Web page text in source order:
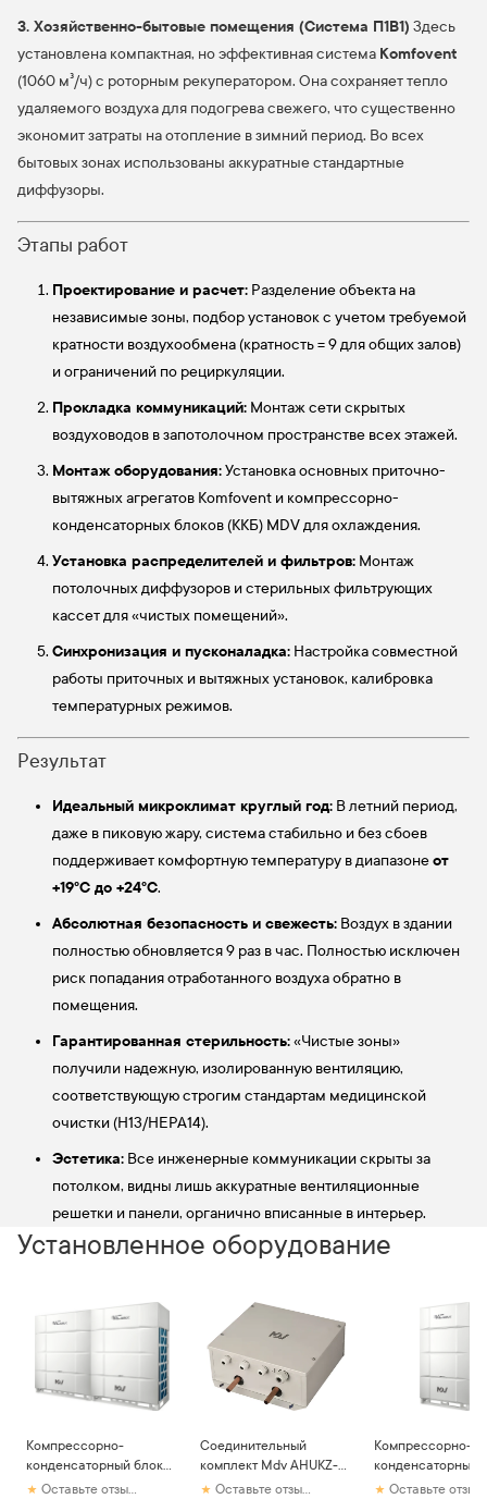
3. Хозяйственно-бытовые помещения (Система П1В1) Здесь
установлена компактная, но эффективная система Komfovent
(1060 м³/ч) с роторным рекуператором. Она сохраняет тепло
удаляемого воздуха для подогрева свежего, что существенно
экономит затраты на отопление в зимний период. Во всех
бытовых зонах использованы аккуратные стандартные
диффузоры.
Этапы работ
Проектирование и расчет: Разделение объекта на
независимые зоны, подбор установок с учетом требуемой
кратности воздухообмена (кратность = 9 для общих залов)
и ограничений по рециркуляции.
Прокладка коммуникаций: Монтаж сети скрытых
воздуховодов в запотолочном пространстве всех этажей.
Монтаж оборудования:Установка основных приточно-
вытяжных агрегатов Komfovent и компрессорно-
конденсаторных блоков (ККБ) MDV для охлаждения.
Установка распределителей и фильтров: Монтаж
потолочных диффузоров и стерильных фильтрующих
кассет для «чистых помещений».
Синхронизация и пусконаладка: Настройка совместной
работы приточных и вытяжных установок, калибровка
температурных режимов.
Результат
Идеальный микроклимат круглый год: В летний период,
даже в пиковую жару, система стабильно и без сбоев
поддерживает комфортную температуру в диапазонеот
+19°C до +24°C.
Абсолютная безопасность и свежесть: Воздух в здании
полностью обновляется 9 раз в час. Полностью исключен
риск попадания отработанного воздуха обратно в
помещения.
Гарантированная стерильность:«Чистые зоны»
получили надежную, изолированную вентиляцию,
соответствующую строгим стандартам медицинской
очистки (H13/HEPA14).
Эстетика: Все инженерные коммуникации скрыты за
потолком, видны лишь аккуратные вентиляционные
решетки и панели, органично вписанные в интерьер.
Установленное оборудование
Компрессорно-
конденсаторный блок
Mdv O-VCM730V2R1A
Оставьте отзыв первым
Соединительный
комплект Mdv AHUKZ-
04DОставьте отзыв первым
Компрессорно-
конденсаторный
Mdv O-
Оставьте отзыв первым